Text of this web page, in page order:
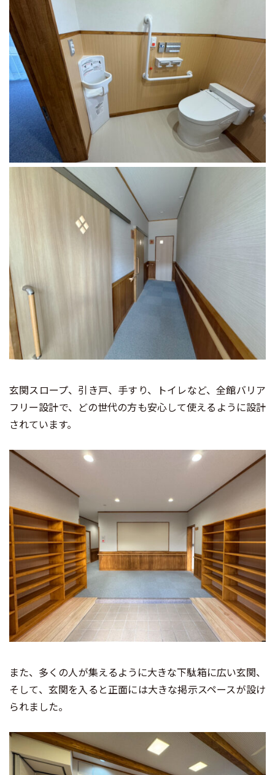
玄関スロープ、引き戸、手すり、トイレなど、全館バリア
フリー設計で、どの世代の方も安心して使えるように設計
されています。
また、多くの人が集えるように大きな下駄箱に広い玄関、
そして、玄関を入ると正面には大きな掲示スペースが設け
られました。